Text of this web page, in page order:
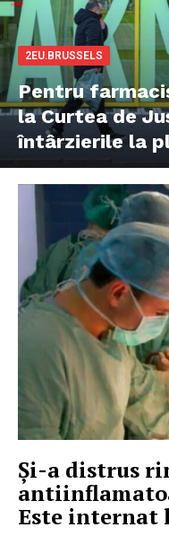
2EU.BRUSSELS
Pentru
la Curtea de
întârzierile la
Și-a distrus
Este internat